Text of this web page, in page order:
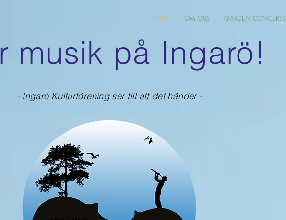
START OM OSS GARDEN CONCERTS
musik på Ingarö!
- Ingarö Kulturförening ser till att det händer -